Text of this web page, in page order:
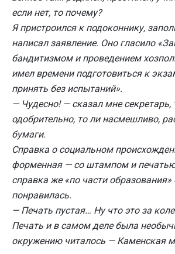
если нет, то почему?
Я пристроился к подоконнику,
написал заявление. Оно гласило
бандитизмом и проведением
имел времени подготовиться к
принять без испытаний».
— Чудесно! — сказал мне секретарь,
одобрительно, то ли насмешливо,
бумаги.
Справка о социальном
форменная — со штампом и печатью
справка же «по части образования»
понравилась.
— Печать пустая… Ну что это за
Печать и в самом деле была
окружению читалось — Каменская